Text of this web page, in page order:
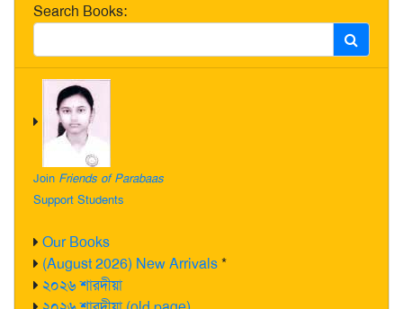
Search Books:
Join Friends of Parabaas
Support Students
Our Books
(August 2026) New Arrivals*
২০২৬ শারদীয়া